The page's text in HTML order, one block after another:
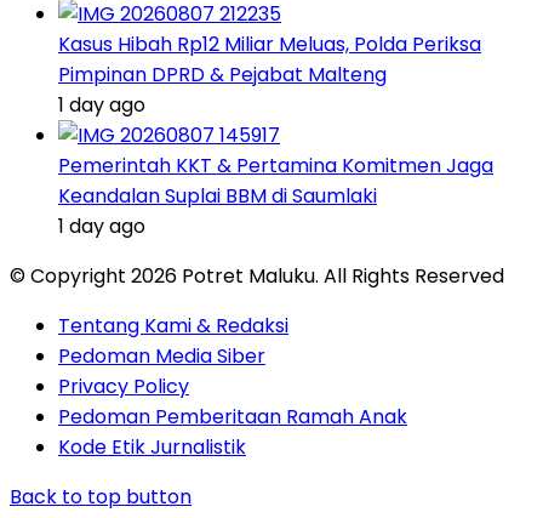
Kasus Hibah Rp12 Miliar Meluas, Polda Periksa
Pimpinan DPRD & Pejabat Malteng
1 day ago
Pemerintah KKT & Pertamina Komitmen Jaga
Keandalan Suplai BBM di Saumlaki
1 day ago
© Copyright 2026 Potret Maluku. All Rights Reserved
Tentang Kami & Redaksi
Pedoman Media Siber
Privacy Policy
Pedoman Pemberitaan Ramah Anak
Kode Etik Jurnalistik
Back to top button